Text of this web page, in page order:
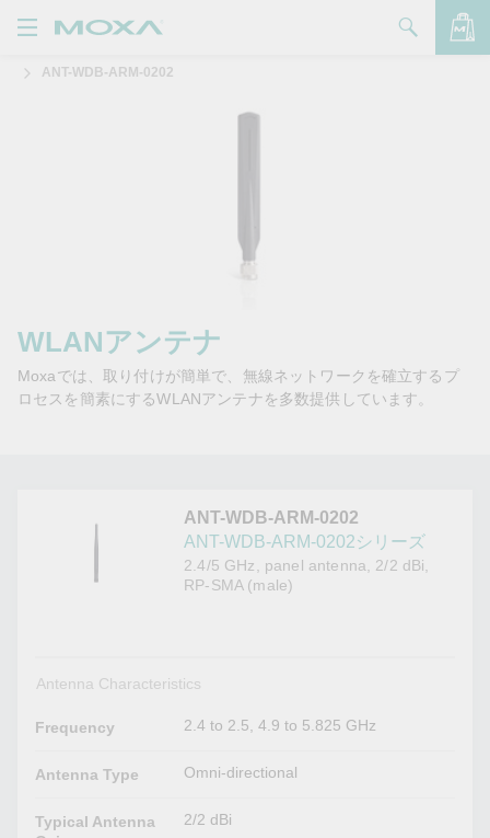
品
問い合わせ
ートナー・ゾーン
ANT-WDB-ARM-0202
WLANアンテナ
Moxaでは、取り付けが簡単で、無線ネットワークを確立するプ
ロセスを簡素にするWLANアンテナを多数提供しています。
ANT-WDB-ARM-0202
ANT-WDB-ARM-0202シリーズ
2.4/5 GHz, panel antenna, 2/2 dBi,
RP-SMA (male)
Antenna Characteristics
Frequency 2.4 to 2.5, 4.9 to 5.825 GHz
Antenna Type Omni-directional
Typical Antenna
2/2 dBi